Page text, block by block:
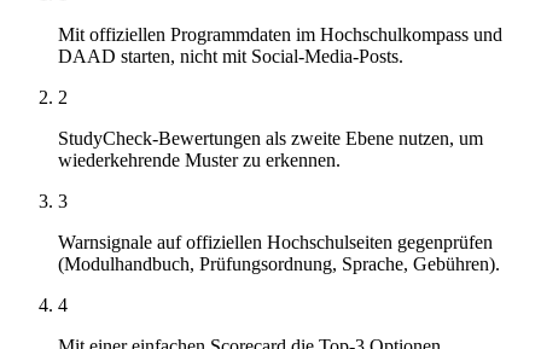
Mit offiziellen Programmdaten im Hochschulkompass und
DAAD starten, nicht mit Social-Media-Posts.
2
StudyCheck-Bewertungen als zweite Ebene nutzen, um
wiederkehrende Muster zu erkennen.
3
Warnsignale auf offiziellen Hochschulseiten gegenprüfen
(Modulhandbuch, Prüfungsordnung, Sprache, Gebühren).
4